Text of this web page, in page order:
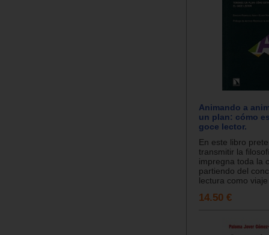
Animando a
un plan: cómo
goce lector.
En este libro
transmitir la
impregna toda la
partiendo del
lectura como
14.50 €